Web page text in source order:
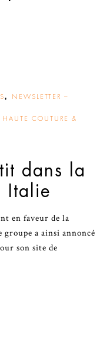
, NEWSLETTER –
COUTURE &
dans la
Italie
en faveur de la
a ainsi annoncé
son site de